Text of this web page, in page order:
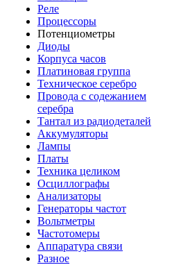
Реле
Процессоры
Потенциометры
Диоды
Корпуса часов
Платиновая группа
Техническое серебро
Провода с содежанием
серебра
Тантал из радиодеталей
Аккумуляторы
Лампы
Платы
Техника целиком
Осциллографы
Анализаторы
Генераторы частот
Вольтметры
Частотомеры
Аппаратура связи
Разное